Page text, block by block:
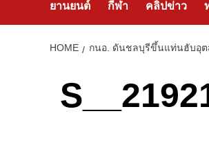
ยานยนต์ กีฬา คลิปข่าว
HOME กนอ. ดันชลบุรีขึ้นแท่นฮับอุต